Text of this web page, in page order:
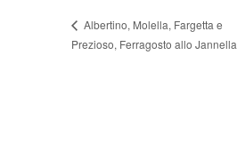
Albertino, Molella, Fargetta e
Prezioso, Ferragosto allo Jannella